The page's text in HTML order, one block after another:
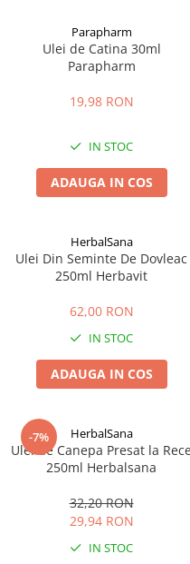
Sanatatea ochilor
Hepato-biliare
Probleme renale
Prostata, urologie
Sistem nervos
Produse naturiste
Detoxifiere
Antioxidanti
Antitumorale
Articulatii sanatoase
Cardiovasculare
Digestie
Imunitate
Memorie
Produse sanatate sexuala
Produse pentru Ea
Indulcitori
Miere
Bomboane
Siropuri, gemuri
Ciocolata
Batoane de cereale si fructe
Mancare sanatoasa
Cereale
Paine, faina si mixuri
Uleiuri alimentare
Ulei CBD
Unturi alimentare
Sucuri
Produse instant
Geluri de dus naturale
Vopsele
Produse de uz casnic
Produse pentru bucatarie
Deodorante
Igiena orala
Relaxare
Sare de baie
Sapunuri
Parapharm
Ulei de Catina 30ml
Parapharm
19,98 RON
IN STOC
ADAUGA IN COS
HerbalSana
Ulei Din Seminte De Dovleac
250ml Herbavit
62,00 RON
IN STOC
ADAUGA IN COS
-7% HerbalSana
Ulei de Canepa Presat la
250ml Herbalsana
32,20 RON
29,94 RON
IN STOC